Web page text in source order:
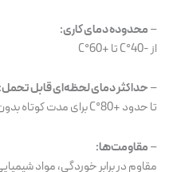
–محدوده دمای کاری:
از -40°C تا +60°C
–حداکثر دمای لحظه‌ای قابل تحمل:
تا حدود +80°C برای مدت کوتاه بدون کاهش خواص مکانیکی
–مقاومت‌ها:
مقاوم در برابر خوردگی، مواد